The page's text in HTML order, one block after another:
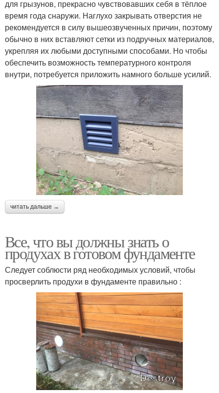
для грызунов, прекрасно чувствовавших себя в тёплое
время года снаружи. Наглухо закрывать отверстия не
рекомендуется в силу вышеозвученных причин, поэтому
обычно в них вставляют сетки из подручных материалов,
укрепляя их любыми доступными способами. Но чтобы
обеспечить возможность температурного контроля
внутри, потребуется приложить намного больше усилий.
читать дальше →
Все, что вы должны знать о
продухах в готовом фундаменте
Следует соблюсти ряд необходимых условий, чтобы
просверлить продухи в фундаменте правильно :